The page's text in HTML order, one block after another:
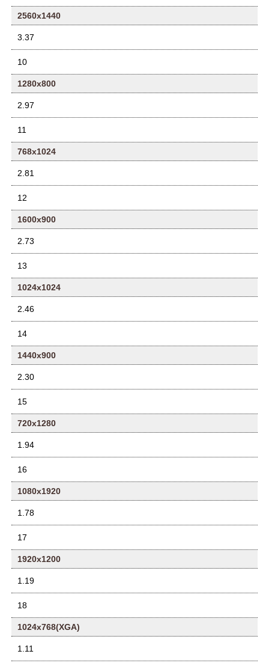
2560x1440
3.37
10
1280x800
2.97
11
768x1024
2.81
12
1600x900
2.73
13
1024x1024
2.46
14
1440x900
2.30
15
720x1280
1.94
16
1080x1920
1.78
17
1920x1200
1.19
18
1024x768(XGA)
1.11